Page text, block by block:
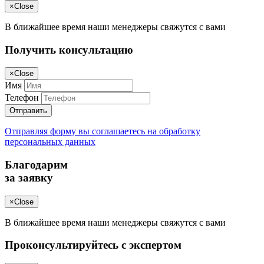
×Close
В ближайшее время наши менеджеры свяжутся с вами
Получить консультацию
×Close
Имя
Телефон
Отправить
Отправляя форму вы соглашаетесь на обработку
персональных данных
Благодарим
за заявку
×Close
В ближайшее время наши менеджеры свяжутся с вами
Проконсультируйтесь с экспертом